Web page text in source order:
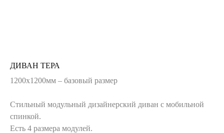
ДИВАН ТЕРА
1200х1200мм – базовый размер
Стильный модульный дизайнерский диван с мобильной
спинкой.
Есть 4 размера модулей.